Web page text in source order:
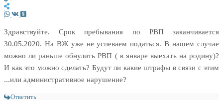
Здравствуйте. Срок пребывания по РВП заканчивается
30.05.2020. На ВЖ уже не успеваем податься. В нашем случае
можно ли раньше обнулить РВП ( в январе выехать на родину)?
И как это можно сделать? Будут ли какие штрафы в связи с этим
...или административное нарушение?
Ответить